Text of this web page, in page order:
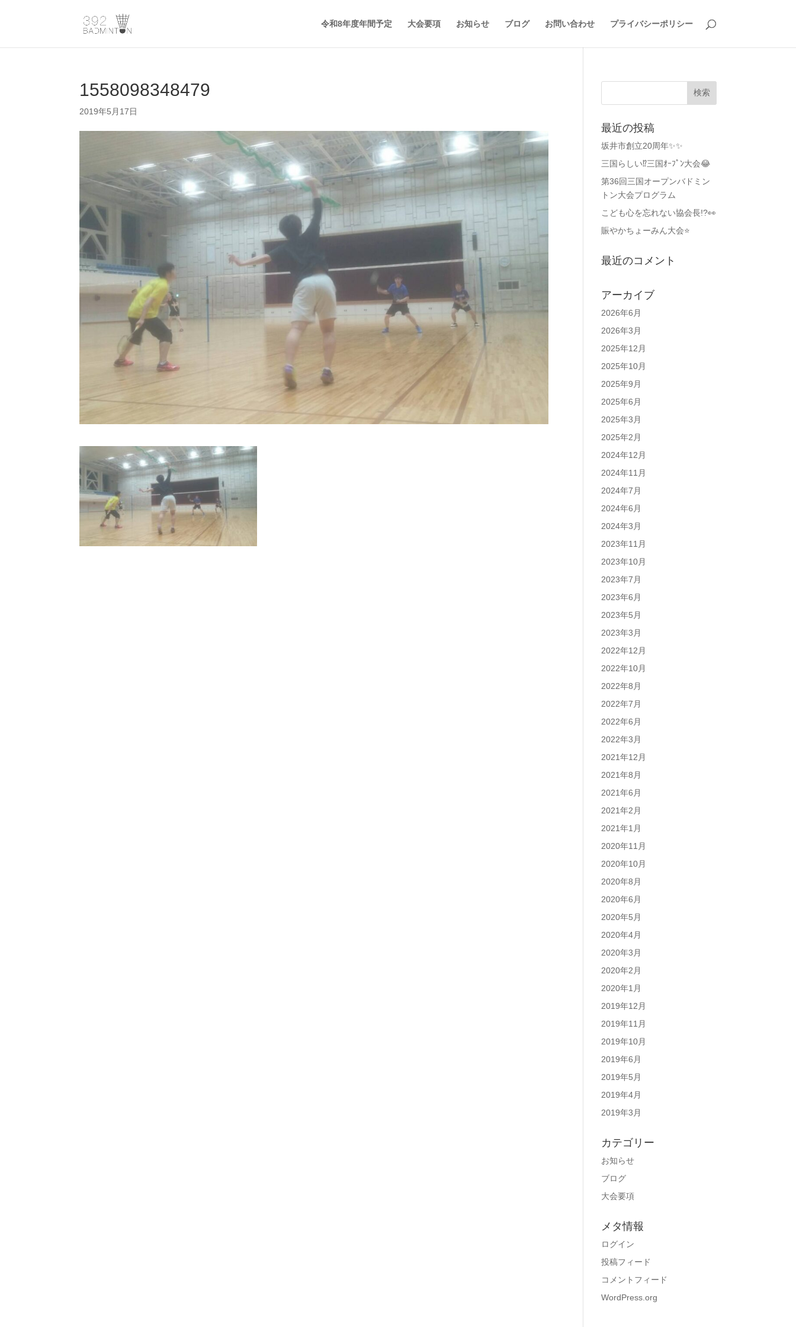
令和8年度年間予定 大会要項 お知らせ ブログ お問い合わせ プライバシーポリシー
1558098348479
2019年5月17日
最近の投稿
坂井市創立20周年✨✨
三国らしい⁉️三国ｵｰﾌﾟﾝ大会😂
第36回三国オープンバドミン
トン大会プログラム
こども心を忘れない協会長!?👀
賑やかちょーみん大会⭐
最近のコメント
アーカイブ
2026年6月
2026年3月
2025年12月
2025年10月
2025年9月
2025年6月
2025年3月
2025年2月
2024年12月
2024年11月
2024年7月
2024年6月
2024年3月
2023年11月
2023年10月
2023年7月
2023年6月
2023年5月
2023年3月
2022年12月
2022年10月
2022年8月
2022年7月
2022年6月
2022年3月
2021年12月
2021年8月
2021年6月
2021年2月
2021年1月
2020年11月
2020年10月
2020年8月
2020年6月
2020年5月
2020年4月
2020年3月
2020年2月
2020年1月
2019年12月
2019年11月
2019年10月
2019年6月
2019年5月
2019年4月
2019年3月
カテゴリー
お知らせ
ブログ
大会要項
メタ情報
ログイン
投稿フィード
コメントフィード
WordPress.org